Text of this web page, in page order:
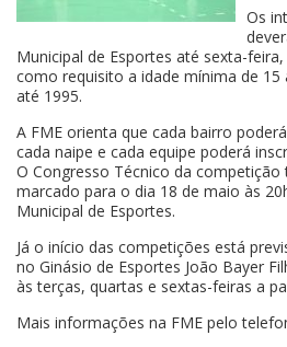
Os
Municipal de Esportes até sexta-
como requisito a idade mínima de 15
até 1995.
A FME orienta que cada bairro
cada naipe e cada equipe poderá
O Congresso Técnico da
marcado para o dia 18 de maio às
Municipal de Esportes.
Já o início das competições está
no Ginásio de Esportes João Bayer
às terças, quartas e sextas-feiras a
Mais informações na FME pelo